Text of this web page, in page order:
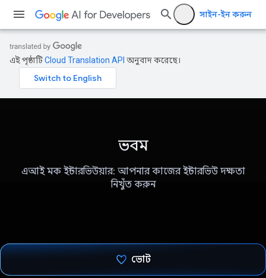
সাইন-ইন করুন
এই পৃষ্ঠাটিCloud Translation API অনুবাদ করেছে।
ভবম
এআই মক ইন্টারভিউয়ার: আপনার কাজের ইন্টারভিউ দক্ষতা
নিখুঁত করুন
ভোট